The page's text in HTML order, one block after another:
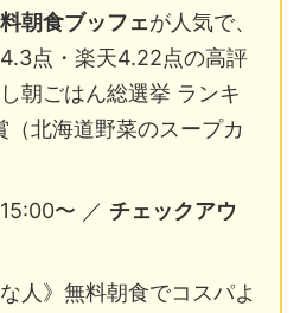
朝食ブッフェが人気で、
点・楽天4.22点の高評
朝ごはん総選挙 ランキ
（北海道野菜のスープカ
15:00〜 ／ チェックアウ
人》無料朝食でコスパよ